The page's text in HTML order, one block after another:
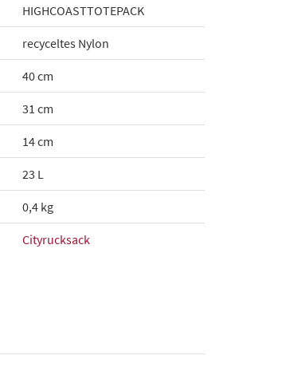
HIGHCOASTTOTEPACK
recyceltes Nylon
40 cm
31 cm
14 cm
23 L
0,4 kg
Cityrucksack